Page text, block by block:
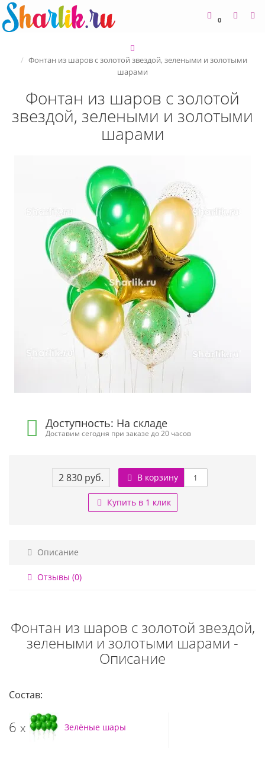
0
Фонтан из шаров с золотой звездой, зелеными и золотыми
шарами
Фонтан из шаров с золотой
звездой, зелеными и золотыми
шарами
Доступность: На складе
Доставим сегодня при заказе до 20 часов
2 830 руб. В корзину
Купить в 1 клик
Описание
Отзывы (0)
Фонтан из шаров с золотой звездой,
зелеными и золотыми шарами -
Описание
Состав:
6 x Зелёные шары